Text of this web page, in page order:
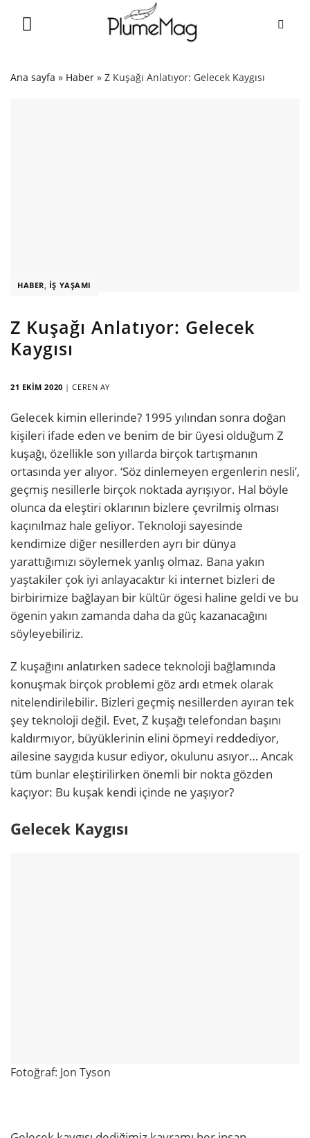
Ana sayfa » Haber » Z Kuşağı Anlatıyor: Gelecek Kaygısı
HABER İŞ YAŞAMI
Z Kuşağı Anlatıyor: Gelecek
Kaygısı
21 EKIM 2020 |CEREN AY
Gelecek kimin ellerinde? 1995 yılından sonra doğan
kişileri ifade eden ve benim de bir üyesi olduğum Z
kuşağı, özellikle son yıllarda birçok tartışmanın
ortasında yer alıyor. ‘Söz dinlemeyen ergenlerin nesli’,
geçmiş nesillerle birçok noktada ayrışıyor. Hal böyle
olunca da eleştiri oklarının bizlere çevrilmiş olması
kaçınılmaz hale geliyor. Teknoloji sayesinde
kendimize diğer nesillerden ayrı bir dünya
yarattığımızı söylemek yanlış olmaz. Bana yakın
yaştakiler çok iyi anlayacaktır ki internet bizleri de
birbirimize bağlayan bir kültür ögesi haline geldi ve bu
ögenin yakın zamanda daha da güç kazanacağını
söyleyebiliriz.
Z kuşağını anlatırken sadece teknoloji bağlamında
konuşmak birçok problemi göz ardı etmek olarak
nitelendirilebilir. Bizleri geçmiş nesillerden ayıran tek
şey teknoloji değil. Evet, Z kuşağı telefondan başını
kaldırmıyor, büyüklerinin elini öpmeyi reddediyor,
ailesine saygıda kusur ediyor, okulunu asıyor… Ancak
tüm bunlar eleştirilirken önemli bir nokta gözden
kaçıyor: Bu kuşak kendi içinde ne yaşıyor?
Gelecek Kaygısı
Fotoğraf: Jon Tyson